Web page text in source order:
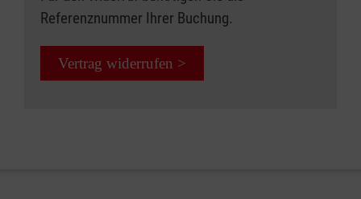
Referenznummer Ihrer Buchung.
Vertrag widerrufen >